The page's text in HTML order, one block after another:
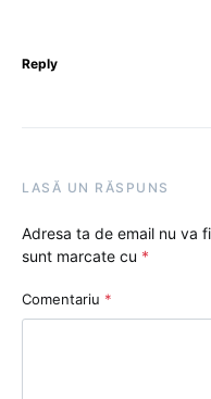
Reply
LASĂ UN RĂSPUNS
Adresa ta de email nu va
sunt marcate cu *
Comentariu *